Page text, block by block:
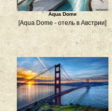
Aqua Dome
[Aqua Dome - отель в Австрии]